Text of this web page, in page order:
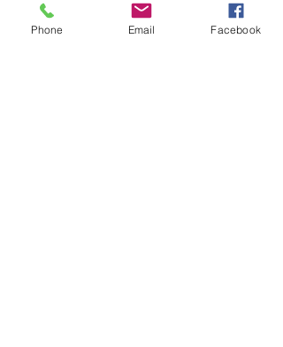
Phone Email Facebook